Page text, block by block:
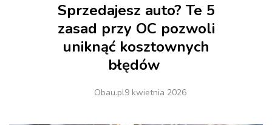
Sprzedajesz auto? Te 5
zasad przy OC pozwoli
uniknąć kosztownych
błędów
Obau.pl9 kwietnia 2026